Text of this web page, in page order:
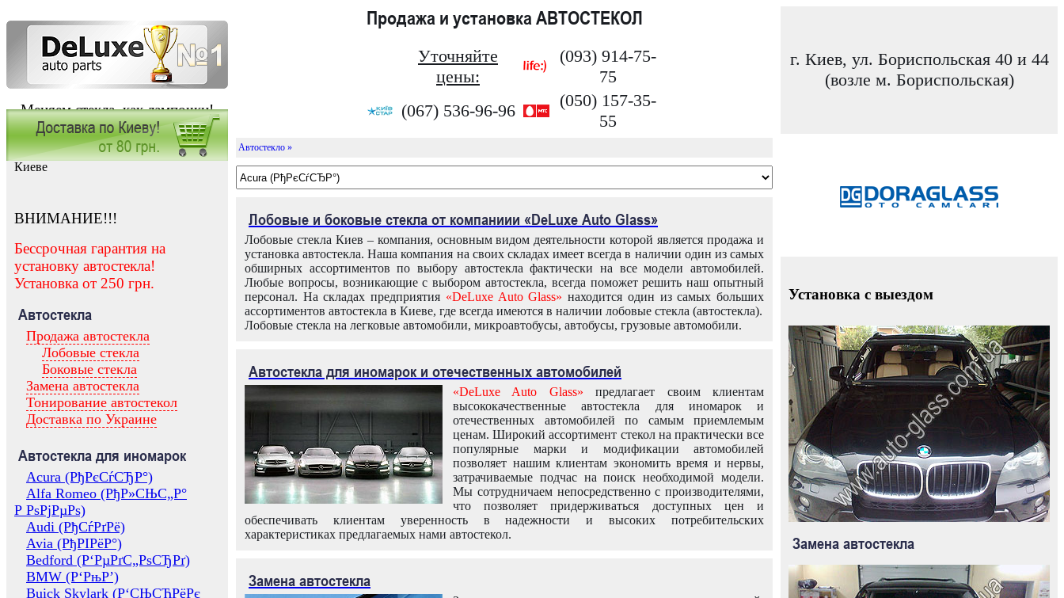
Меняем стекла, как лампочки!
Продажа и установка АВТОСТЕКОЛ
Уточняйте
цены:
(093) 914-75-
75
(067) 536-96-96
(050) 157-35-
55
г. Киев, ул. Бориспольская 40 и 44
(возле м. Бориспольская)
Заказать установку автостекла в
Киеве
ВНИМАНИЕ!!!
Бессрочная гарантия на
установку автостекла!
Установка от 250 грн.
Автостекла
Продажа автостекла
Лобовые стекла
Боковые стекла
Замена автостекла
Тонирование автостекол
Доставка по Украине
Автостекла для иномарок
Acura (РђРєСѓСЂР°)
Alfa Romeo (РђР»СЊС„Р°
Р РѕРјРµРѕ)
Audi (РђСѓРґРё)
Avia (РђРІРёР°)
Bedford (Р‘РµРґС„РѕСЂРґ)
BMW (Р‘РњР’)
Buick Skylark (Р‘СЊСЋРёРє
Автостекло »
Лобовые и боковые стекла от компаниии «DeLuxe Auto Glass»
Лобовые стекла Киев – компания, основным видом деятельности которой является продажа и
установка автостекла. Наша компания на своих складах имеет всегда в наличии один из самых
обширных ассортиментов по выбору автостекла фактически на все модели автомобилей.
Любые вопросы, возникающие с выбором автостекла, всегда поможет решить наш опытный
персонал. На складах предприятия «DeLuxe Auto Glass» находится один из самых больших
ассортиментов автостекла в Киеве, где всегда имеются в наличии лобовые стекла (автостекла).
Лобовые стекла на легковые автомобили, микроавтобусы, автобусы, грузовые автомобили.
Автостекла для иномарок и отечественных автомобилей
«DeLuxe Auto Glass» предлагает своим клиентам
высококачественные автостекла для иномарок и
отечественных автомобилей по самым приемлемым
ценам. Широкий ассортимент стекол на практически все
популярные марки и модификации автомобилей
позволяет нашим клиентам экономить время и нервы,
затрачиваемые подчас на поиск необходимой модели.
Мы сотрудничаем непосредственно с производителями,
что позволяет придерживаться доступных цен и
обеспечивать клиентам уверенность в надежности и высоких потребительских
характеристиках предлагаемых нами автостекол.
Замена автостекла
Установка с выездом
Замена автостекла